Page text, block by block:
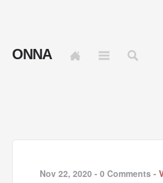
ONNA
Nov 22, 2020 - 0 Comments -